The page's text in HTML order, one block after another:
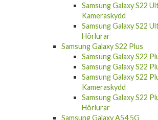
Samsung Galaxy S22
Kameraskydd
Samsung Galaxy S22
Hörlurar
Samsung Galaxy S22 Plus
Samsung Galaxy S22
Samsung Galaxy S22
Samsung Galaxy S22
Kameraskydd
Samsung Galaxy S22
Hörlurar
Samsung Galaxy A54 5G